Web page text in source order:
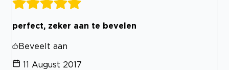
perfect, zeker aan te bevelen
Beveelt aan
11 August 2017